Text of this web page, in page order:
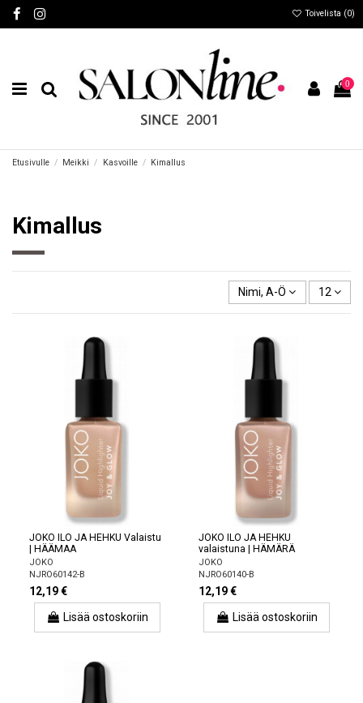
Toivelista (0)
0
Etusivulle Meikki Kasvoille Kimallus
Kimallus
Nimi, A-Ö 12
JOKO ILO JA HEHKU Valaistu
| HÄÄMAA
JOKO
NJRO60142-B
12,19 €
Lisää ostoskoriin
JOKO ILO JA HEHKU
valaistuna | HÄMÄRÄ
JOKO
NJRO60140-B
12,19 €
Lisää ostoskoriin